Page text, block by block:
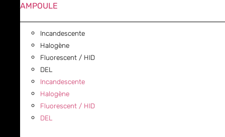
AMPOULE
Incandescente
Halogène
Fluorescent / HID
DEL
Incandescente
Halogène
Fluorescent / HID
DEL